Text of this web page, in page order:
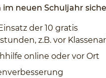
im neuen Schuljahr
der 10 gratis
z.B. vor
online oder vor Ort